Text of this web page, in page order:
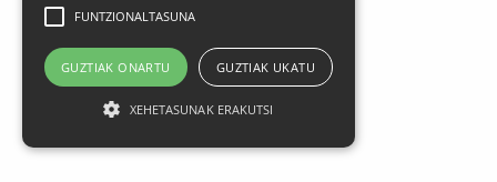
FUNTZIONALTASUNA
GUZTIAK ONARTU GUZTIAK UKATU
XEHETASUNAK ERAKUTSI